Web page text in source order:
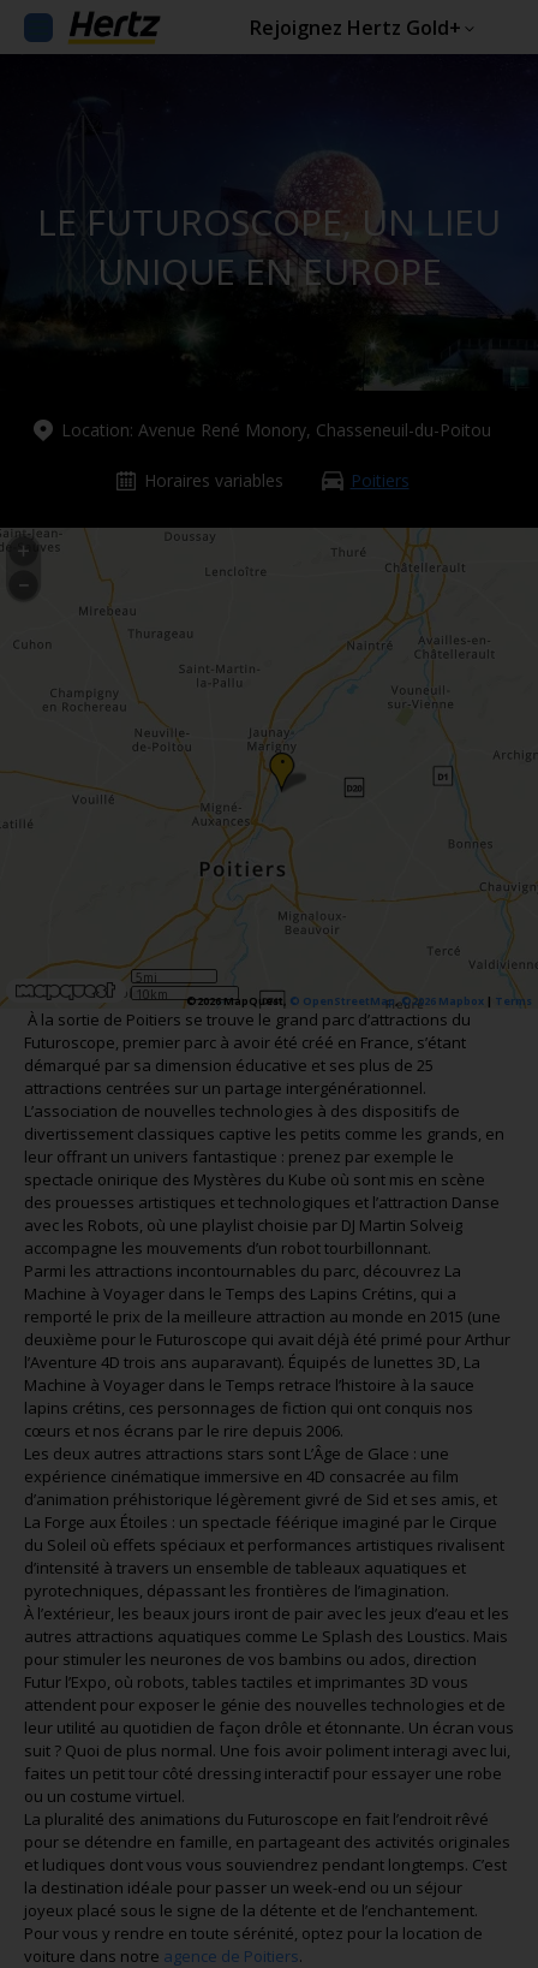
Rejoignez Hertz Gold+
LE FUTUROSCOPE, UN LIEU
UNIQUE EN EUROPE
Location: Avenue René Monory, Chasseneuil-du-Poitou
Horaires variables Poitiers
5mi
10km
©2026 MapQuest, © OpenStreetMap,©2026 Mapbox | Terms
•
À la sortie de Poitiers se trouve le grand parc d’attractions du
Futuroscope, premier parc à avoir été créé en France, s’étant
démarqué par sa dimension éducative et ses plus de 25
attractions centrées sur un partage intergénérationnel.
L’association de nouvelles technologies à des dispositifs de
divertissement classiques captive les petits comme les grands, en
leur offrant un univers fantastique : prenez par exemple le
spectacle onirique des Mystères du Kube où sont mis en scène
des prouesses artistiques et technologiques et l’attraction Danse
avec les Robots, où une playlist choisie par DJ Martin Solveig
accompagne les mouvements d’un robot tourbillonnant.
Parmi les attractions incontournables du parc, découvrez La
Machine à Voyager dans le Temps des Lapins Crétins, qui a
remporté le prix de la meilleure attraction au monde en 2015 (une
deuxième pour le Futuroscope qui avait déjà été primé pour Arthur
l’Aventure 4D trois ans auparavant). Équipés de lunettes 3D, La
Machine à Voyager dans le Temps retrace l’histoire à la sauce
lapins crétins, ces personnages de fiction qui ont conquis nos
cœurs et nos écrans par le rire depuis 2006.
Les deux autres attractions stars sont L’Âge de Glace : une
expérience cinématique immersive en 4D consacrée au film
d’animation préhistorique légèrement givré de Sid et ses amis, et
La Forge aux Étoiles : un spectacle féérique imaginé par le Cirque
du Soleil où effets spéciaux et performances artistiques rivalisent
d’intensité à travers un ensemble de tableaux aquatiques et
pyrotechniques, dépassant les frontières de l’imagination.
À l’extérieur, les beaux jours iront de pair avec les jeux d’eau et les
autres attractions aquatiques comme Le Splash des Loustics. Mais
pour stimuler les neurones de vos bambins ou ados, direction
Futur l’Expo, où robots, tables tactiles et imprimantes 3D vous
attendent pour exposer le génie des nouvelles technologies et de
leur utilité au quotidien de façon drôle et étonnante. Un écran vous
suit ? Quoi de plus normal. Une fois avoir poliment interagi avec lui,
faites un petit tour côté dressing interactif pour essayer une robe
ou un costume virtuel.
La pluralité des animations du Futuroscope en fait l’endroit rêvé
pour se détendre en famille, en partageant des activités originales
et ludiques dont vous vous souviendrez pendant longtemps. C’est
la destination idéale pour passer un week-end ou un séjour
joyeux placé sous le signe de la détente et de l’enchantement.
Pour vous y rendre en toute sérénité, optez pour la location de
voiture dans notre agence de Poitiers.